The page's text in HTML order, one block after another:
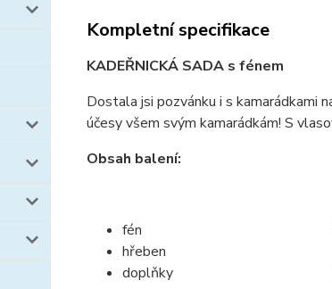
Kompletní specifikace
KADEŘNICKÁ SADA s fénem
Dostala jsi pozvánku i s kamarádkami
účesy všem svým kamarádkám! S
Obsah balení:
fén
hřeben
doplňky